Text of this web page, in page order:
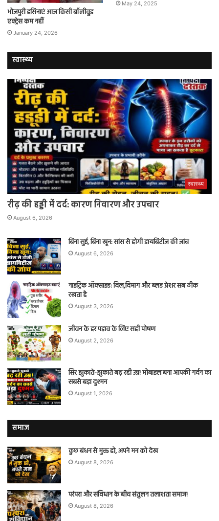
भोजपुरी हसिनाएं आज किसी बॉलीवुड
एक्ट्रेस कम नहीं
January 24, 2026
May 24, 2025
स्वास्थ्य
स्वास्थ्य
रीढ़ की हड्डी में दर्द: कारण निवारण और उपचार
August 6, 2026
बिना सुई, बिना खून: सांस से होगी डायबिटीज की जांच
August 6, 2026
नाइट्रिक ऑक्साइड: दिल,दिमाग और ब्लड प्रेशर सब ठीक
रखता है
August 3, 2026
जीवन के हर पड़ाव के लिए सही पोषण
August 2, 2026
सिर झुकाते-झुकाते बढ़ रही उम्र! मोबाइल बना आपकी गर्दन का
सबसे बड़ा दुश्मन
August 1, 2026
समाज
कुछ बंधन से मुक्त हो, अपने मन को देख
August 8, 2026
परंपरा और संविधान के बीच संतुलन तलाशता समाज!
August 8, 2026